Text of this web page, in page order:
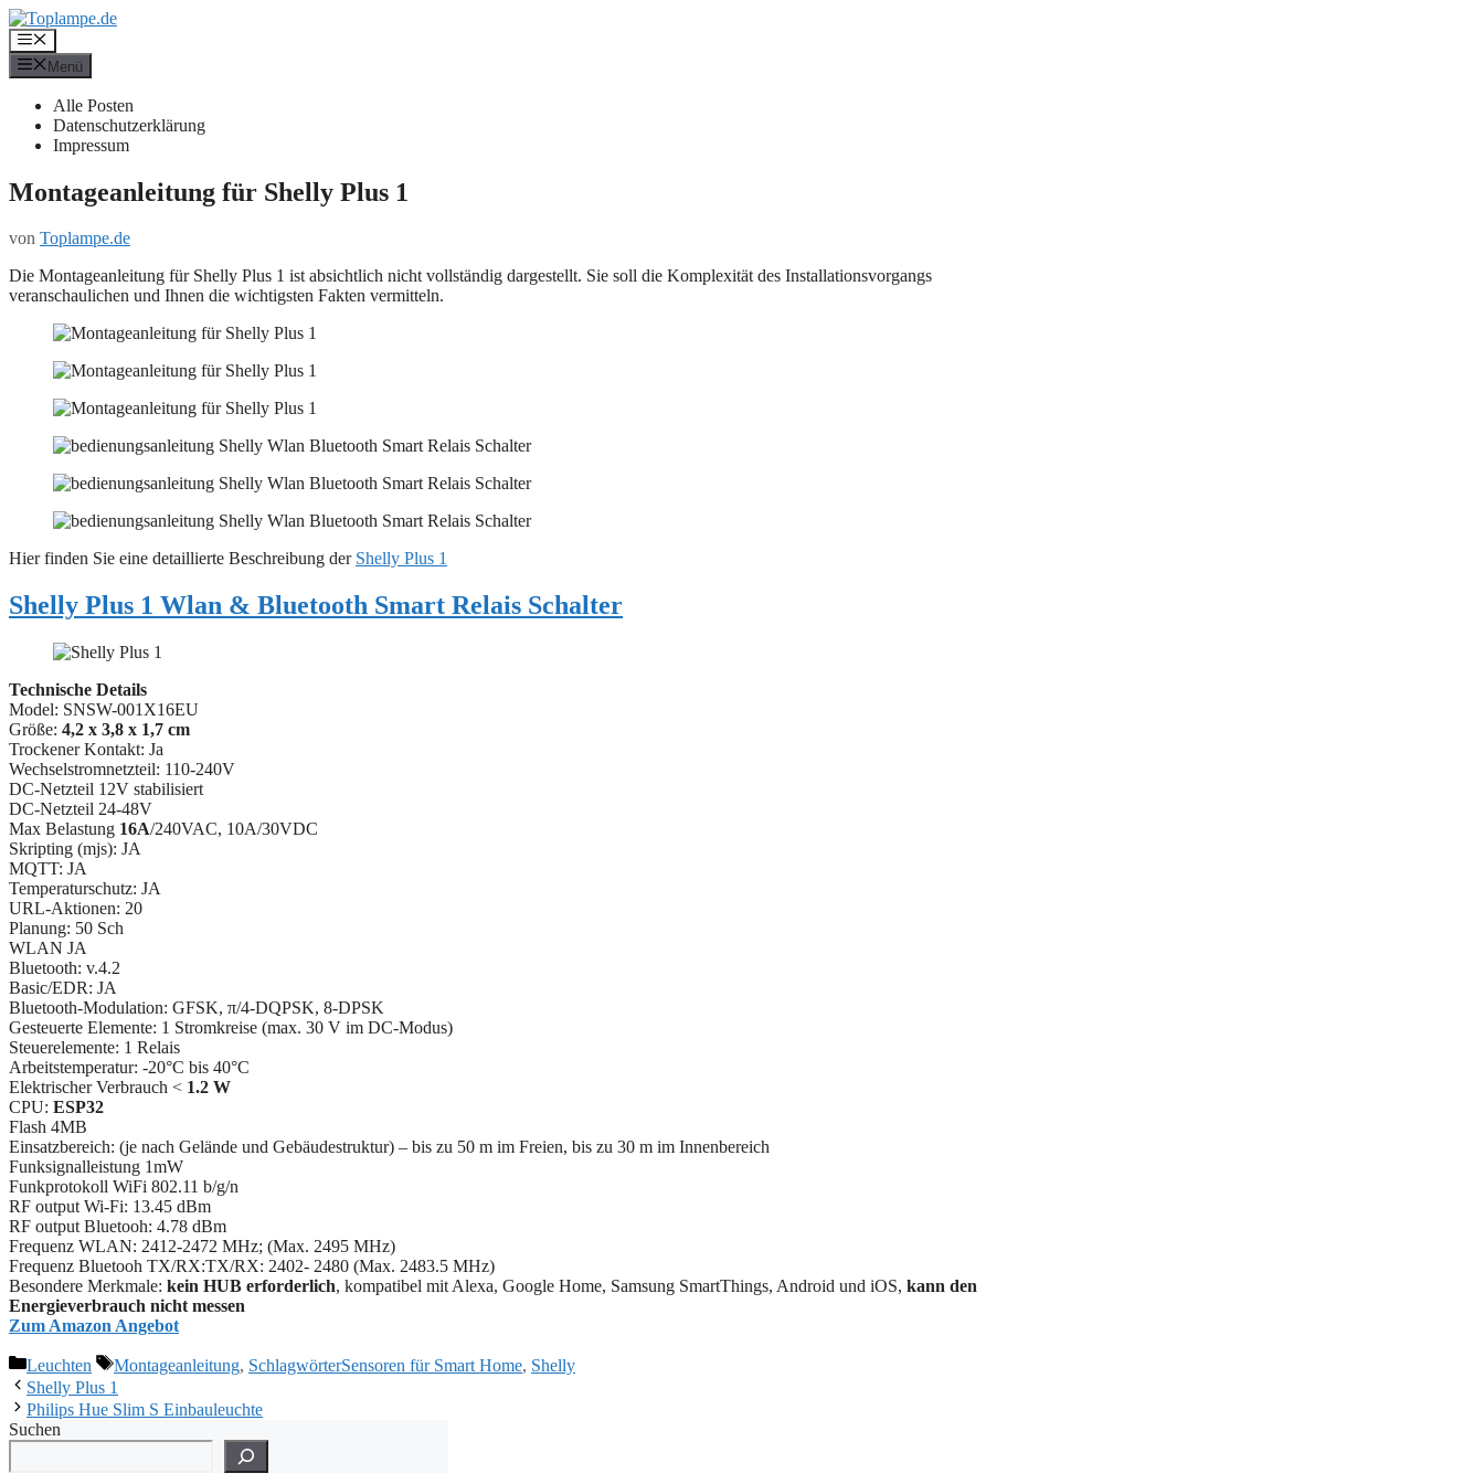
Zum
Inhalt
springen
Menü
Menü
Alle Posten
Datenschutzerklärung
Impressum
Montageanleitung für Shelly Plus 1
von Toplampe.de
Die Montageanleitung für Shelly Plus 1 ist absichtlich nicht vollständig dargestellt. Sie soll die Komplexität des Installationsvorgangs
veranschaulichen und Ihnen die wichtigsten Fakten vermitteln.
Hier finden Sie eine detaillierte Beschreibung der Shelly Plus 1
Shelly Plus 1 Wlan & Bluetooth Smart Relais Schalter
Technische Details
Model: SNSW-001X16EU
Größe: 4,2 x 3,8 x 1,7 cm
Trockener Kontakt: Ja
Wechselstromnetzteil: 110-240V
DC-Netzteil 12V stabilisiert
DC-Netzteil 24-48V
Max Belastung 16A/240VAC, 10A/30VDC
Skripting (mjs): JA
MQTT: JA
Temperaturschutz: JA
URL-Aktionen: 20
Planung: 50 Sch
WLAN JA
Bluetooth: v.4.2
Basic/EDR: JA
Bluetooth-Modulation: GFSK, π/4-DQPSK, 8-DPSK
Gesteuerte Elemente: 1 Stromkreise (max. 30 V im DC-Modus)
Steuerelemente: 1 Relais
Arbeitstemperatur: -20°C bis 40°C
Elektrischer Verbrauch < 1.2 W
CPU: ESP32
Flash 4MB
Einsatzbereich: (je nach Gelände und Gebäudestruktur) – bis zu 50 m im Freien, bis zu 30 m im Innenbereich
Funksignalleistung 1mW
Funkprotokoll WiFi 802.11 b/g/n
RF output Wi-Fi: 13.45 dBm
RF output Bluetooh: 4.78 dBm
Frequenz WLAN: 2412-2472 МHz; (Max. 2495 MHz)
Frequenz Bluetooh TX/RX:TX/RX: 2402- 2480 (Max. 2483.5 MHz)
Besondere Merkmale: kein HUB erforderlich, kompatibel mit Alexa, Google Home, Samsung SmartThings, Android und iOS, kann den
Energieverbrauch nicht messen
Zum Amazon Angebot
Kategorien
Leuchten Schlagwörter
Montageanleitung, SchlagwörterSensoren für Smart Home, Shelly
Shelly Plus 1
Philips Hue Slim S Einbauleuchte
Suchen